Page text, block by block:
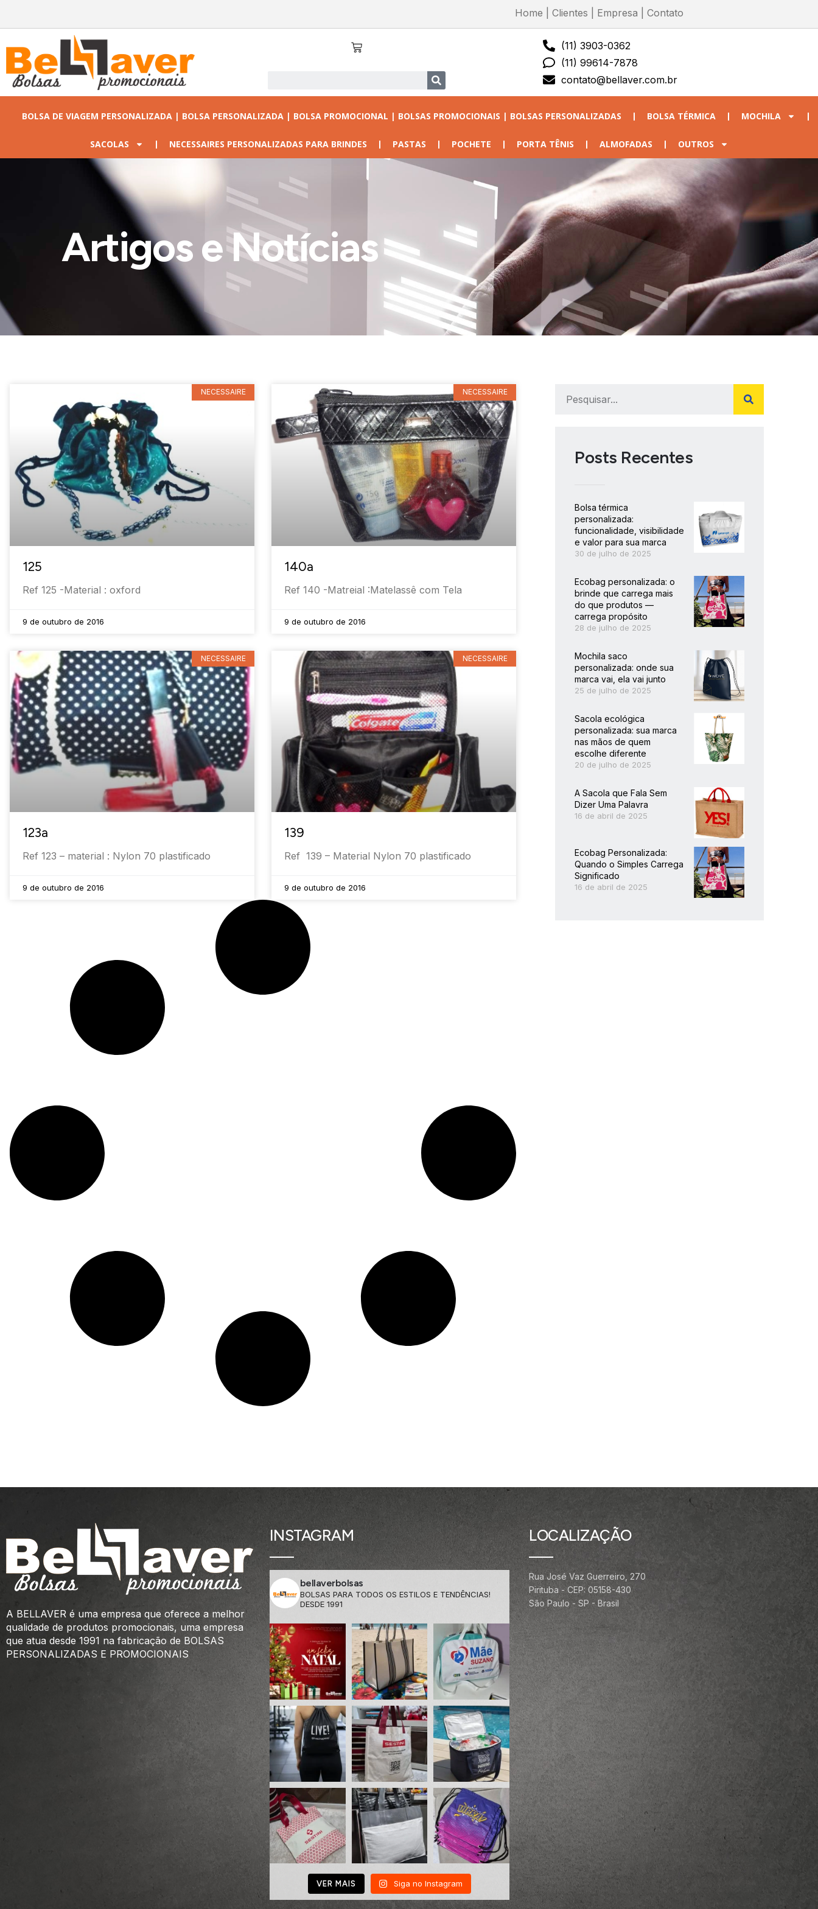
Home Clientes Empresa Contato
(11) 3903-0362
(11) 99614-7878
contato@bellaver.com.br
BOLSA DE VIAGEM PERSONALIZADA | BOLSA PERSONALIZADA | BOLSA PROMOCIONAL | BOLSAS PROMOCIONAIS | BOLSAS PERSONALIZADAS BOLSA TÉRMICA MOCHILA
SACOLAS NECESSAIRES PERSONALIZADAS PARA BRINDES PASTAS POCHETE PORTA TÊNIS ALMOFADAS OUTROS
Artigos e Notícias
NECESSAIRE
125
Ref 125 -Material : oxford
9 de outubro de 2016
NECESSAIRE
140a
Ref 140 -Matreial :Matelassê com Tela
9 de outubro de 2016
NECESSAIRE
123a
Ref 123 – material : Nylon 70 plastificado
9 de outubro de 2016
NECESSAIRE
139
Ref 139 – Material Nylon 70 plastificado
9 de outubro de 2016
Posts Recentes
Bolsa térmica
personalizada:
funcionalidade, visibilidade
e valor para sua marca
30 de julho de 2025
Ecobag personalizada: o
brinde que carrega mais
do que produtos —
carrega propósito
28 de julho de 2025
Mochila saco
personalizada: onde sua
marca vai, ela vai junto
25 de julho de 2025
Sacola ecológica
personalizada: sua marca
nas mãos de quem
escolhe diferente
20 de julho de 2025
A Sacola que Fala Sem
Dizer Uma Palavra
16 de abril de 2025
Ecobag Personalizada:
Quando o Simples Carrega
Significado
16 de abril de 2025
A BELLAVER é uma empresa que oferece a melhor
qualidade de produtos promocionais, uma empresa
que atua desde 1991 na fabricação de BOLSAS
PERSONALIZADAS E PROMOCIONAIS
INSTAGRAM
bellaverbolsas
BOLSAS PARA TODOS OS ESTILOS E TENDÊNCIAS!
DESDE 1991
VER MAIS Siga no Instagram
LOCALIZAÇÃO
Rua José Vaz Guerreiro, 270
Pirituba - CEP: 05158-430
São Paulo - SP - Brasil